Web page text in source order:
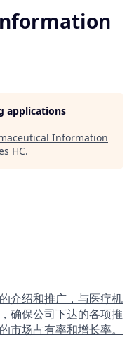
applications
Information
HC.
介绍和推广，与医疗机
确保公司下达的各项推
市场占有率和增长率。